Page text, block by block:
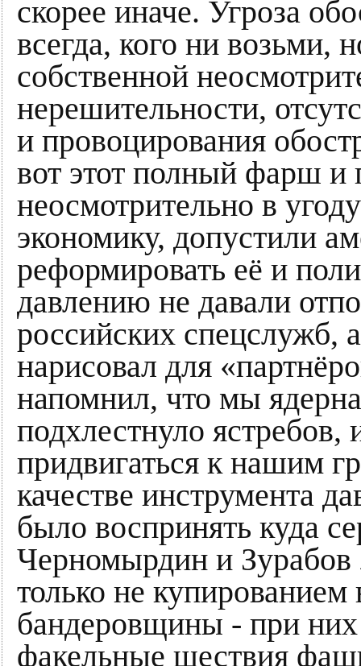
скорее иначе. Угроза
всегда, кого ни возьми,
собственной
нерешительности,
и провоцирования
вот этот полный фарш
неосмотрительно в
экономику, допустили
реформировать её и
давлению не давали
российских
нарисовал для
напомнил, что мы
подхлестнуло
придвигаться к нашим
качестве инструмента
было воспринять куда
Черномырдин и Зурабов
только не
бандеровщины - при
факельные шествия